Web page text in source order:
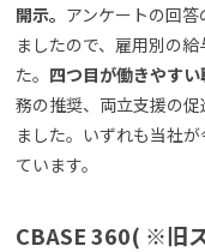
開示。 アンケートの回
ましたので、雇用別の
た。 四つ目が働きやすい
務の推奨、両立支援の
ました。いずれも当社
ています。
CBASE 360( ※旧